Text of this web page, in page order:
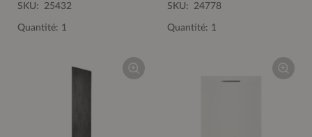
SKU: 25432
Quantité: 1
SKU: 24778
Quantité: 1